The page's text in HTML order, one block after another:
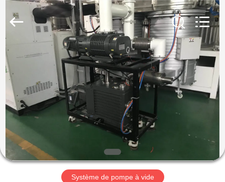
À
LA
MAISON
PRODUITS
À
PROPOS
Baosi
Energy
Equipment
Ltd..
Rights
Reserved.
Système de pompe à vide